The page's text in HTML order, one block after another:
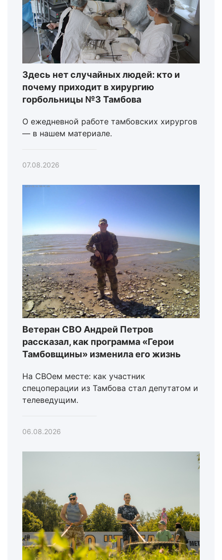
Здесь нет случайных людей: кто и
почему приходит в хирургию
горбольницы №3 Тамбова
О ежедневной работе тамбовских хирургов
— в нашем материале.
07.08.2026
Ветеран СВО Андрей Петров
рассказал, как программа «Герои
Тамбовщины» изменила его жизнь
На СВОем месте: как участник
спецоперации из Тамбова стал депутатом и
телеведущим.
06.08.2026